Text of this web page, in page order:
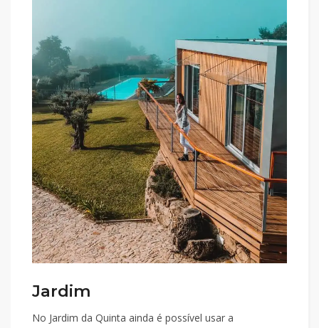
Jardim
No Jardim da Quinta ainda é possível usar a